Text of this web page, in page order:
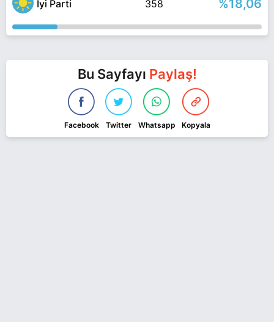
İyi Parti 358 %18,06
Bu Sayfayı Paylaş!
Facebook Twitter Whatsapp Kopyala